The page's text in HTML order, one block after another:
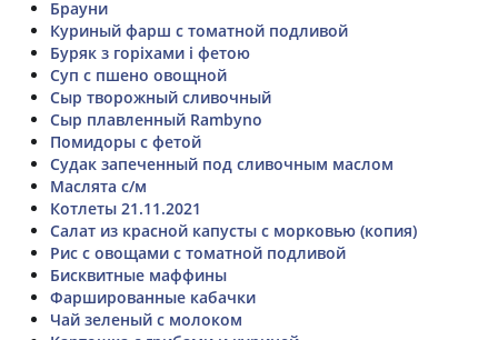
Брауни
Куриный фарш с томатной подливой
Буряк з горіхами і фетою
Суп с пшено овощной
Сыр творожный сливочный
Сыр плавленный Rambyno
Помидоры с фетой
Судак запеченный под сливочным маслом
Маслята с/м
Котлеты 21.11.2021
Салат из красной капусты с морковью (копия)
Рис с овощами с томатной подливой
Бисквитные маффины
Фаршированные кабачки
Чай зеленый с молоком